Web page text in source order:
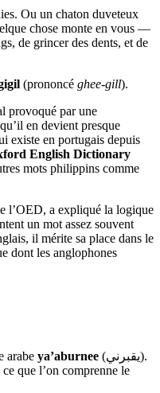
Ou un chaton duveteux
chose monte en vous —
de grincer des dents, et de
(prononcé ghee-gill).
provoqué par une
en devient presque
existe en portugais depuis
English Dictionary
mots philippins comme
l’OED, a expliqué la logique
un mot assez souvent
il mérite sa place dans le
dont les anglophones
arabe ya’aburnee (يقبرني).
que l’on comprenne le